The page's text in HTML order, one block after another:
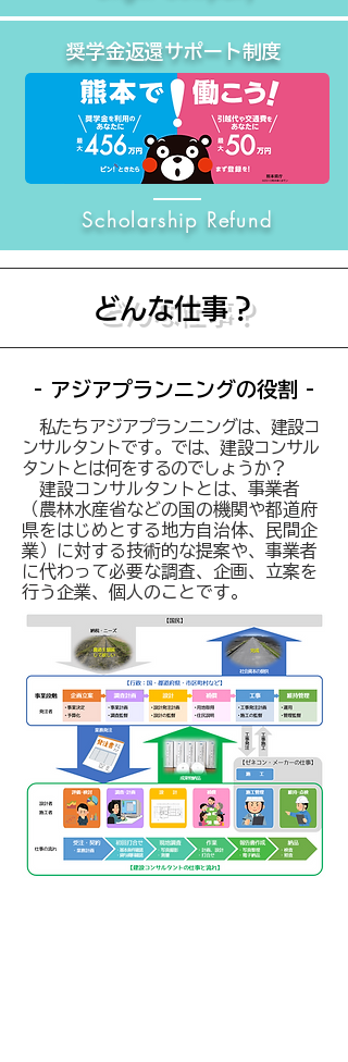
奨学金返還サポート制度
Scholarship Refund
どんな仕事？
- アジアプランニングの役割 -
私たちアジアプランニングは、建設コ
ンサルタントです。​では、建設コンサル
タントとは何をするのでしょうか？
建設コンサルタントとは、事業者
（農林水産省などの国の機関や都道府
県をはじめとする地方自治体、民間企
業）に対する技術的な提案や、事業者
に代わって必要な調査、企画、立案を
行う企業、個人のことです。